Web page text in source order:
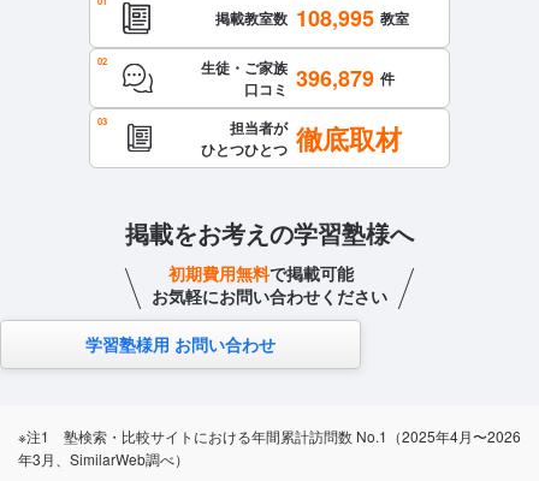
掲載教室数 108,995 教室
生徒・ご家族
口コミ 396,879 件
担当者が
ひとつひとつ 徹底取材
掲載をお考えの学習塾様へ
初期費用無料で掲載可能
お気軽にお問い合わせください
学習塾様用 お問い合わせ
※注1 塾検索・比較サイトにおける年間累計訪問数 No.1（2025年4月〜2026
年3月、SimilarWeb調べ）